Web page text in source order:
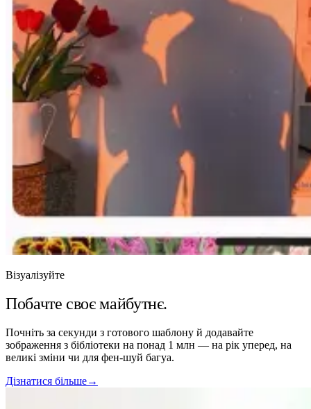
Візуалізуйте
Побачте своє майбутнє.
Почніть за секунди з готового шаблону й додавайте
зображення з бібліотеки на понад 1 млн — на рік уперед, на
великі зміни чи для фен-шуй багуа.
Дізнатися більше→